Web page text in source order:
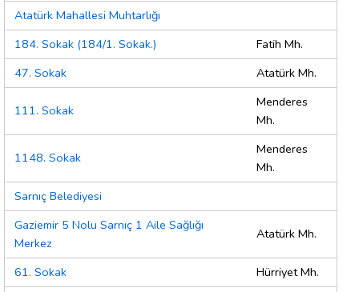
Atatürk Mahallesi Muhtarlığı
184. Sokak (184/1. Sokak.)
Fatih Mh.
47. Sokak
Atatürk Mh.
111. Sokak
Menderes
Mh.
1148. Sokak
Menderes
Mh.
Sarnıç Belediyesi
Gaziemir 5 Nolu Sarnıç 1 Aile Sağlığı
Merkez
Atatürk Mh.
61. Sokak Hürriyet Mh.